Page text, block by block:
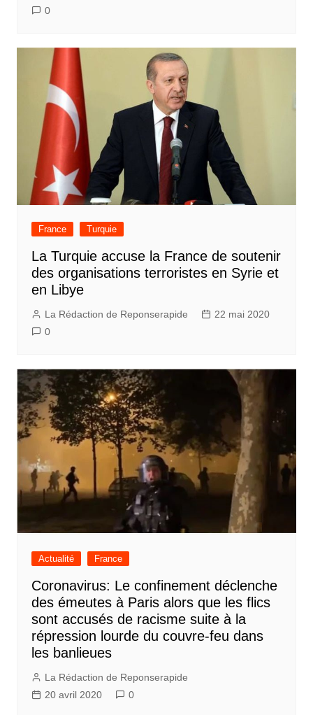
0
France Turquie
La Turquie accuse la France de soutenir
des organisations terroristes en Syrie et
en Libye
La Rédaction de Reponserapide
22 mai 2020
0
Actualité France
Coronavirus: Le confinement déclenche
des émeutes à Paris alors que les flics
sont accusés de racisme suite à la
répression lourde du couvre-feu dans
les banlieues
La Rédaction de Reponserapide
20 avril 2020
0